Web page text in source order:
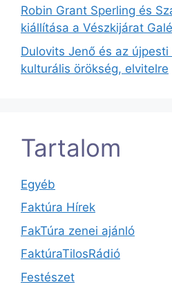
Robin Grant Sperling és
kiállítása a Vészkijárat
Dulovits Jenő és az
kulturális örökség, elvitelre
Tartalom
Egyéb
Faktúra Hírek
FakTúra zenei ajánló
FaktúraTilosRádió
Festészet